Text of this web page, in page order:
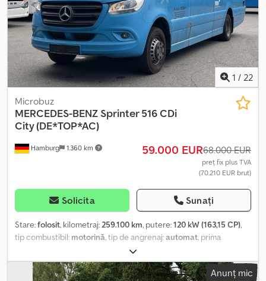
1 / 22
Hamburg 1.360 km
Microbuz
MERCEDES-BENZ Sprinter 516 CDi
City (DE*TOP*AC)
59.000 EUR68.000 EUR
preț fix plus TVA
(70.210 EUR brut)
Solicita Sunați
Stare:folosit, kilometraj:259.100 km, putere:120 kW (163,15 CP),
tip combustibil: motorină, tip de angrenaj:automat, prima
, clasă de emisii:
frâne:retarder, număr de locuri:17, An de fabricație:2021, Dotări:
ABS, aer condiționat, program electronic de stabilitate (ESP),
Anunț mic